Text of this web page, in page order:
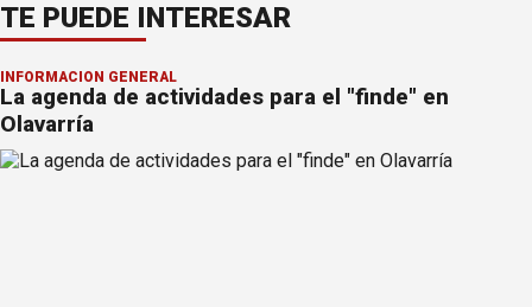
TE PUEDE INTERESAR
INFORMACION GENERAL
La agenda de actividades para el "finde" en
Olavarría